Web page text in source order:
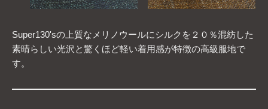
Super130'sの上質なメリノウールにシルクを２０％混紡した
素晴らしい光沢と驚くほど軽い着用感が特徴の高級服地で
す。